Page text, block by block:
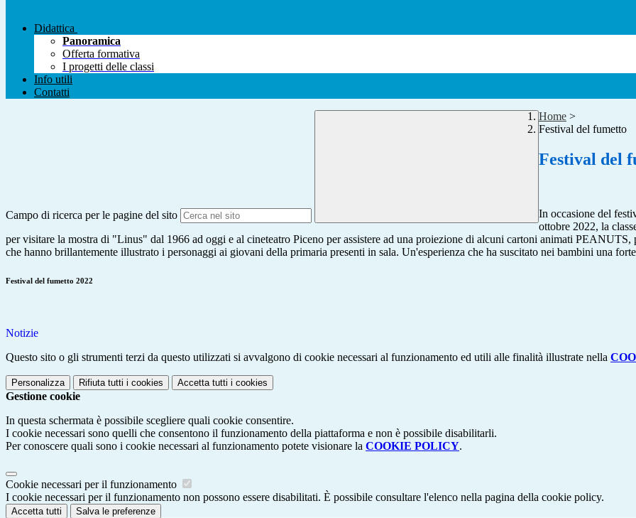
Didattica
Panoramica
Offerta formativa
I progetti delle classi
Info utili
Contatti
Campo di ricerca per le pagine del sito
Home >
Festival del fumetto
Festival del
In occasione del
ottobre 2022, la
per visitare la mostra di "Linus" dal 1966 ad oggi e al cineteatro Piceno per assistere ad una proiezione di alcuni cartoni animati
che hanno brillantemente illustrato i personaggi ai giovani della primaria presenti in sala. Un'esperienza che ha suscitato nei bambini una
Festival del fumetto 2022
Notizie
Questo sito o gli strumenti terzi da questo utilizzati si avvalgono di cookie necessari al funzionamento ed utili alle finalità illustrate nella
Personalizza Rifiuta tutti i cookies Accetta tutti i cookies
Gestione cookie
In questa schermata è possibile scegliere quali cookie consentire.
I cookie necessari sono quelli che consentono il funzionamento della piattaforma e non è possibile disabilitarli.
Per conoscere quali sono i cookie necessari al funzionamento potete visionare la COOKIE POLICY.
Cookie necessari per il funzionamento
I cookie necessari per il funzionamento non possono essere disabilitati. È possibile consultare l'elenco nella pagina della cookie policy.
Accetta tutti Salva le preferenze